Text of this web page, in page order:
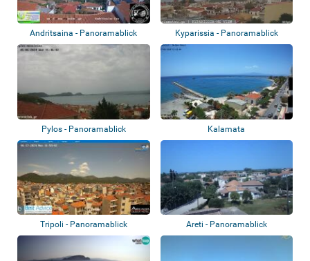
Andritsaina - Panoramablick Kyparissia - Panoramablick
Pylos - Panoramablick Kalamata
Tripoli - Panoramablick Areti - Panoramablick